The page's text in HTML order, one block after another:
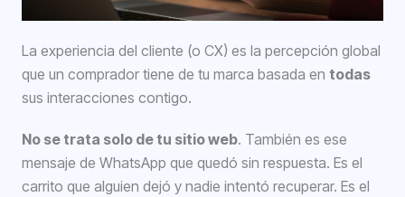
La experiencia del cliente (o CX) es la percepción global
que un comprador tiene de tu marca basada en todas
sus interacciones contigo.
No se trata solo de tu sitio web. También es ese
mensaje de WhatsApp que quedó sin respuesta. Es el
carrito que alguien dejó y nadie intentó recuperar. Es el